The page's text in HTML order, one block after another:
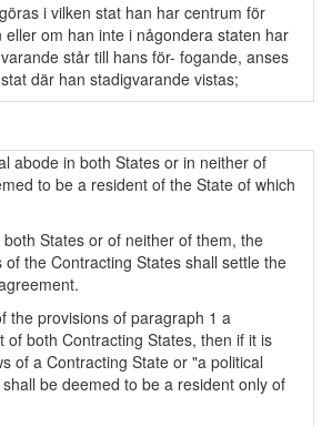
i vilken stat han har centrum för
eller om han inte i någondera staten har
står till hans för- fogande, anses
där han stadigvarande vistas;
abode in both States or in neither of
to be a resident of the State of which
States or of neither of them, the
the Contracting States shall settle the
the provisions of paragraph 1 a
of both Contracting States, then if it is
of a Contracting State or "a political
be deemed to be a resident only of